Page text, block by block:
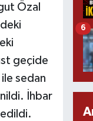
Özal
geçide
sedan
İhbar
6